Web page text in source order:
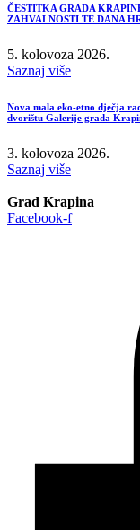
ČESTITKA GRADA
ZAHVALNOSTI TE DANA
5. kolovoza 2026.
Saznaj više
Nova mala eko-etno dječja
dvorištu Galerije grada
3. kolovoza 2026.
Saznaj više
Grad Krapina
Facebook-f